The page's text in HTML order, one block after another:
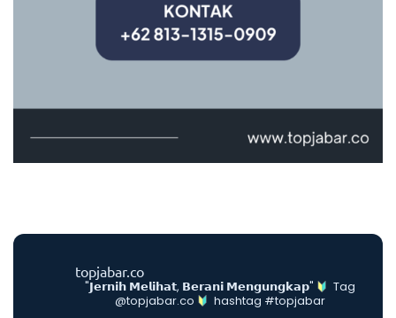
topjabar.co
"𝗝𝗲𝗿𝗻𝗶𝗵 𝗠𝗲𝗹𝗶𝗵𝗮𝘁, 𝗕𝗲𝗿𝗮𝗻𝗶 𝗠𝗲𝗻𝗴𝘂𝗻𝗴𝗸𝗮𝗽"
Tag
@topjabar.co
hashtag #topjabar